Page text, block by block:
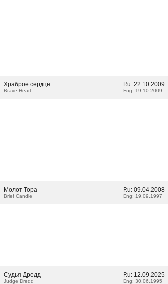
Храброе сердце
Brave Heart
Ru: 22.10.2009
Eng: 19.10.2009
Молот Тора
Brief Candle
Ru: 09.04.2008
Eng: 19.09.1997
Судья Дредд
Judge Dredd
Ru: 12.09.2025
Eng: 30.06.1995